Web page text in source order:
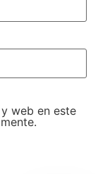
web en este